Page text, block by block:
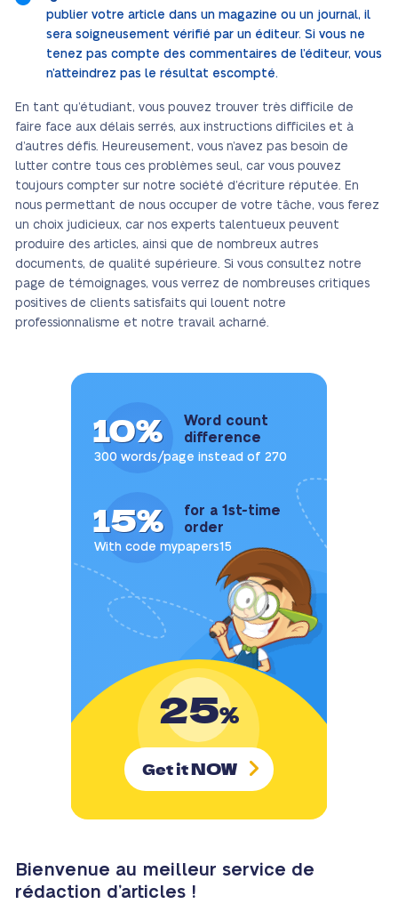
publier votre article dans un magazine ou un journal, il
sera soigneusement vérifié par un éditeur. Si vous ne
tenez pas compte des commentaires de l’éditeur, vous
n’atteindrez pas le résultat escompté.
En tant qu’étudiant, vous pouvez trouver très difficile de
faire face aux délais serrés, aux instructions difficiles et à
d’autres défis. Heureusement, vous n’avez pas besoin de
lutter contre tous ces problèmes seul, car vous pouvez
toujours compter sur notre société d’écriture réputée. En
nous permettant de nous occuper de votre tâche, vous ferez
un choix judicieux, car nos experts talentueux peuvent
produire des articles, ainsi que de nombreux autres
documents, de qualité supérieure. Si vous consultez notre
page de témoignages, vous verrez de nombreuses critiques
positives de clients satisfaits qui louent notre
professionnalisme et notre travail acharné.
10%
Word count
difference
300 words/page instead of 270
15%
for a 1st-time
order
With code mypapers15
25%
Get itNOW
Bienvenue au meilleur service de
rédaction d’articles !